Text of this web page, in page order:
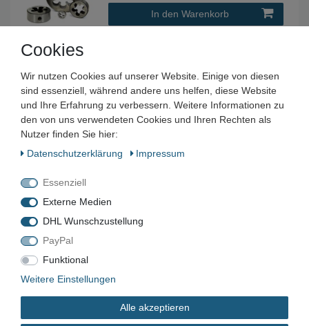
In den Warenkorb
HSS Gewindeschneideisen Schneideisen
metrisch M3
2,99 € *
In den Warenkorb
*inkl. ges. MwSt.
Feingewinde metrisch M18x1,25 LH links
17,00 € *
Cookies
Wir nutzen Cookies auf unserer Website. Einige von diesen
sind essenziell, während andere uns helfen, diese Website
und Ihre Erfahrung zu verbessern. Weitere Informationen zu
den von uns verwendeten Cookies und Ihren Rechten als
Nutzer finden Sie hier:
Daten­schutz­erklärung
Impressum
Essenziell
Externe Medien
DHL Wunschzustellung
PayPal
Funktional
Weitere Einstellungen
Alle akzeptieren